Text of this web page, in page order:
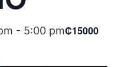
- 5:00 pm₡15000